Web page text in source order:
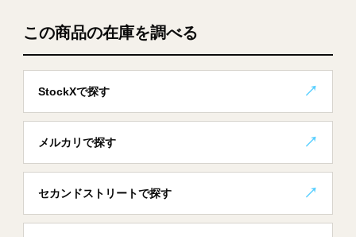
この商品の在庫を調べる
StockXで探す
メルカリで探す
セカンドストリートで探す